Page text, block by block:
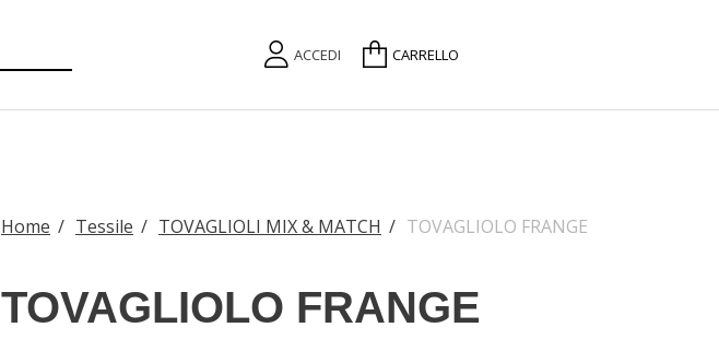
ACCEDI CARRELLO
Home / Tessile / TOVAGLIOLI MIX & MATCH / TOVAGLIOLO FRANGE
TOVAGLIOLO FRANGE